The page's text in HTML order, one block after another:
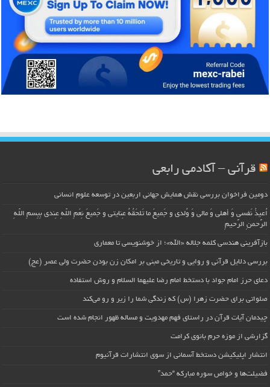
قرآنی – آکادمی رابعی
دومین فراخوان بررسی نقش همایش جهانی اربعین در توسعه علوم انسانی
اُعیذُ نَفسی وَ أهلی وَ مالی وَ وُلدی و جَمیعَ ما تَلحَقُهُ عِنایتی و جَمیعَ نِعَمِ اللّهِ عِندی بِبِسمِ اللّهِ
الرَّحمنِ الرَّحیمِ
بازآفرینی هندسی کلمه جلاله «الله»؛ از خوشنویسی تا معماری
بررسی دلایل قرآنی و روایی و تاریخی مبنی بر امکان زن بودن حضرت ولی عصر (عج)
دعای حرز امام جواد با دستخط امام رضا علیهما السلام و روش استفاده
صلواتی برای حضرت زهرا (س) که زندگی شما را زیر و رو می‌کند
چیدمان آیات قرآن در راستای فهم مهدویت و مساله ظهور انجام شده است
گزارشی از موزه حرم بانوی کرامت
انتشار اپلیکیشن دستخط آسمانی از سوی انتشارات قرآنیوم
فضیلت‌ها و خواص سوره مبارکه “حمد”